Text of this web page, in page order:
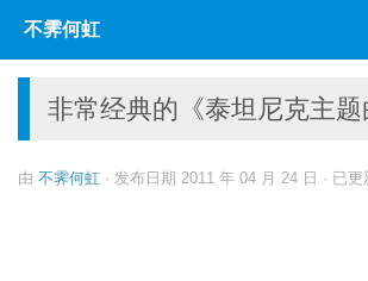
跳至内容
不霁何虹
非常经典的《泰坦尼克主题
由 不霁何虹 · 发布日期 2011 年 04 月 24 日 · 已更